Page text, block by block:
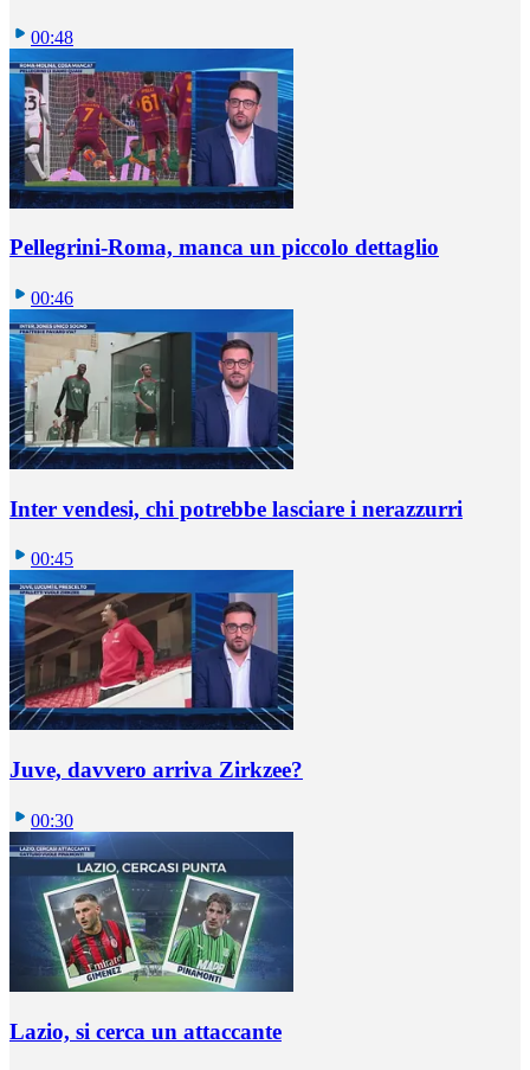
00:48
Pellegrini-Roma, manca un piccolo dettaglio
00:46
Inter vendesi, chi potrebbe lasciare i nerazzurri
00:45
Juve, davvero arriva Zirkzee?
00:30
Lazio, si cerca un attaccante